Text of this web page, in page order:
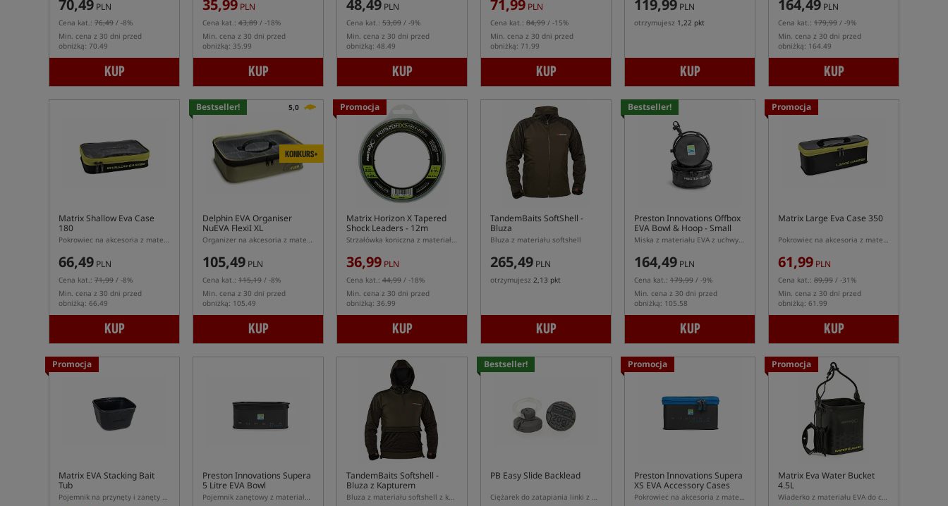
70,49 PLN
Cena kat.: 76,49 / -8%
Min. cena z 30 dni przed
obniżką: 70.49
KUP
35,99 PLN
Cena kat.: 43,89 / -18%
Min. cena z 30 dni przed
obniżką: 35.99
KUP
48,49 PLN
Cena kat.: 53,09 / -9%
Min. cena z 30 dni przed
obniżką: 48.49
KUP
71,99 PLN
Cena kat.: 84,99 / -15%
Min. cena z 30 dni przed
obniżką: 71.99
KUP
119,99 PLN
otrzymujesz 1,22 pkt
KUP
164,49 PLN
Cena kat.: 179,99 / -9%
Min. cena z 30 dni przed
obniżką: 164.49
KUP
Matrix Shallow Eva Case
180
Pokrowiec na akcesoria z materiału EVA
66,49 PLN
Cena kat.: 71,99 / -8%
Min. cena z 30 dni przed
obniżką: 66.49
KUP
Bestseller! 5,0
KONKURS+
Delphin EVA Organiser
NuEVA FlexiI XL
Organizer na akcesoria z materiału EVA
105,49 PLN
Cena kat.: 115,19 / -8%
Min. cena z 30 dni przed
obniżką: 105.49
KUP
Promocja
Matrix Horizon X Tapered
Shock Leaders - 12m
Strzałówka koniczna z materiału mono
36,99 PLN
Cena kat.: 44,99 / -18%
Min. cena z 30 dni przed
obniżką: 36.99
KUP
TandemBaits SoftShell -
Bluza
Bluza z materiału softshell
265,49 PLN
otrzymujesz 2,13 pkt
KUP
Bestseller!
Preston Innovations Offbox
EVA Bowl & Hoop - Small
Miska z materiału EVA z uchwytem na nogę
164,49 PLN
Cena kat.: 179,99 / -9%
Min. cena z 30 dni przed
obniżką: 105.58
KUP
Promocja
Matrix Large Eva Case 350
Pokrowiec na akcesoria z materiału EVA
61,99 PLN
Cena kat.: 89,99 / -31%
Min. cena z 30 dni przed
obniżką: 61.99
KUP
Promocja
Matrix EVA Stacking Bait
Tub
Pojemnik na przynęty i zanęty z materiału EVA
Preston Innovations Supera
5 Litre EVA Bowl
Pojemnik zanętowy z materiału EVA
TandemBaits Softshell -
Bluza z Kapturem
Bluza z materiału softshell z kapturem
Bestseller!
PB Easy Slide Backlead
Ciężarek do zatapiania linki z mocowaniem wykonanym z materiału fluorescencyjnego
Promocja
Preston Innovations Supera
XS EVA Accessory Cases
Pokrowiec na akcesoria z materiału EVA
Promocja
Matrix Eva Water Bucket
4.5L
Wiaderko z materiału EVA do czerpania wody z łowiska